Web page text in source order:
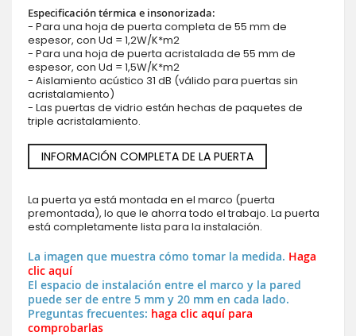
Especificación térmica e insonorizada:
- Para una hoja de puerta completa de 55 mm de
espesor, con Ud = 1,2W/K*m2
- Para una hoja de puerta acristalada de 55 mm de
espesor, con Ud = 1,5W/K*m2
- Aislamiento acústico 31 dB (válido para puertas sin
acristalamiento)
- Las puertas de vidrio están hechas de paquetes de
triple acristalamiento.
INFORMACIÓN COMPLETA DE LA PUERTA
La puerta ya está montada en el marco (puerta
premontada), lo que le ahorra todo el trabajo. La puerta
está completamente lista para la instalación.
La imagen que muestra cómo tomar la medida. Haga
clic aquí
El espacio de instalación entre el marco y la pared
puede ser de entre 5 mm y 20 mm en cada lado.
Preguntas frecuentes: haga clic aquí para
comprobarlas